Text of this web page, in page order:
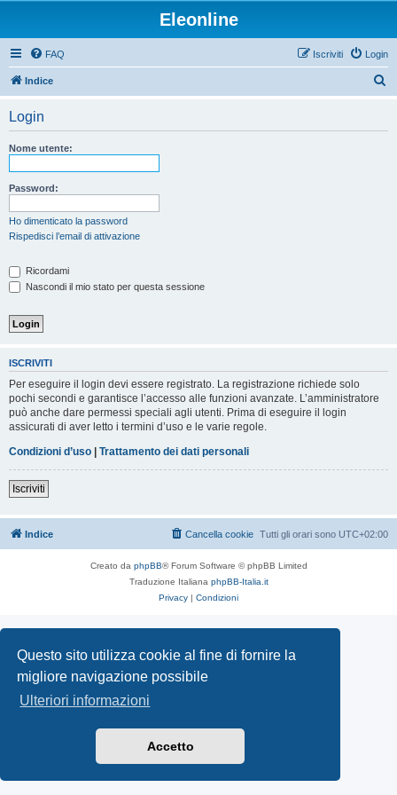
Questo sito utilizza cookie al fine di fornire la
migliore navigazione possibile
Ulteriori informazioni
Accetto
Eleonline
FAQ Login
Iscriviti
Indice
Login
Nome utente:
Password:
Ho dimenticato la password
Rispedisci l’email di attivazione
Ricordami
Nascondi il mio stato per questa sessione
ISCRIVITI
Per eseguire il login devi essere registrato. La registrazione richiede solo
pochi secondi e garantisce l’accesso alle funzioni avanzate. L’amministratore
può anche dare permessi speciali agli utenti. Prima di eseguire il login
assicurati di aver letto i termini d’uso e le varie regole.
Condizioni d’uso | Trattamento dei dati personali
Iscriviti
Indice Tutti gli orari sono UTC+02:00
Cancella cookie
Creato da phpBB® Forum Software © phpBB Limited
Traduzione Italiana phpBB-Italia.it
Privacy | Condizioni